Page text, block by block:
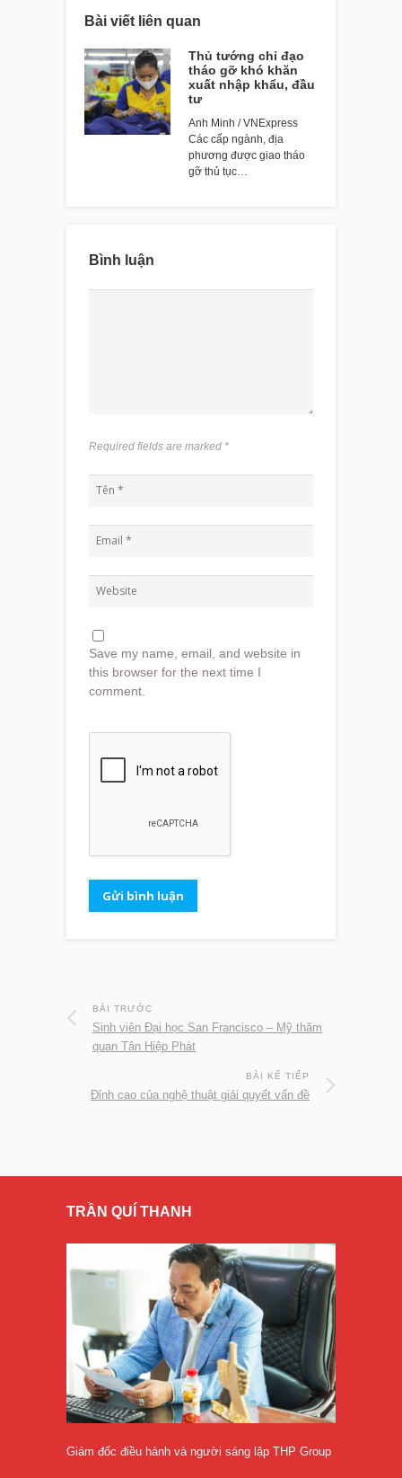
Bài viết liên quan
Thủ tướng chỉ đạo
tháo gỡ khó khăn
xuất nhập khẩu, đầu
tư
Anh Minh / VNExpress
Các cấp ngành, địa
phương được giao tháo
gỡ thủ tục…
Bình luận
Required fields are marked *
Save my name, email, and website in
this browser for the next time I
comment.
BÀI TRƯỚC
Sinh viên Đại học San Francisco – Mỹ thăm
quan Tân Hiệp Phát
BÀI KẾ TIẾP
Đỉnh cao của nghệ thuật giải quyết vấn đề
TRẦN QUÍ THANH
Giám đốc điều hành và người sáng lập THP Group